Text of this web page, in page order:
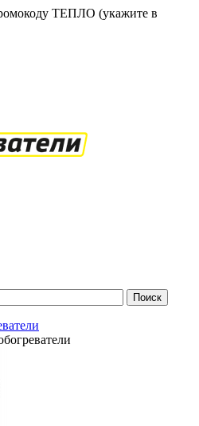
ТЕПЛО (укажите в